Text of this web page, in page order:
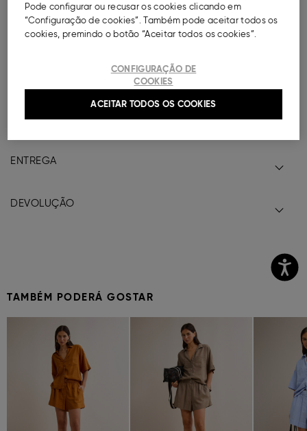
Calções com efeito lavado para mulher,
confecionados em 100% liocel. Modelo com cintura
média elástica. Bolsos laterais e bolsos atrás
COMPOSIÇÃO E CUIDADOS A TER
ENTREGA
DEVOLUÇÃO
TAMBÉM PODERÁ GOSTAR
Pode configurar ou recusar os cookies clicando em
“Configuração de cookies”. Também pode aceitar todos os
cookies, premindo o botão “Aceitar todos os cookies”.
CONFIGURAÇÃO DE
COOKIES
ACEITAR TODOS OS COOKIES